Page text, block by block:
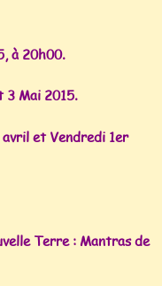
à 20h00.
3 Mai 2015.
et Vendredi 1er
Terre : Mantras de